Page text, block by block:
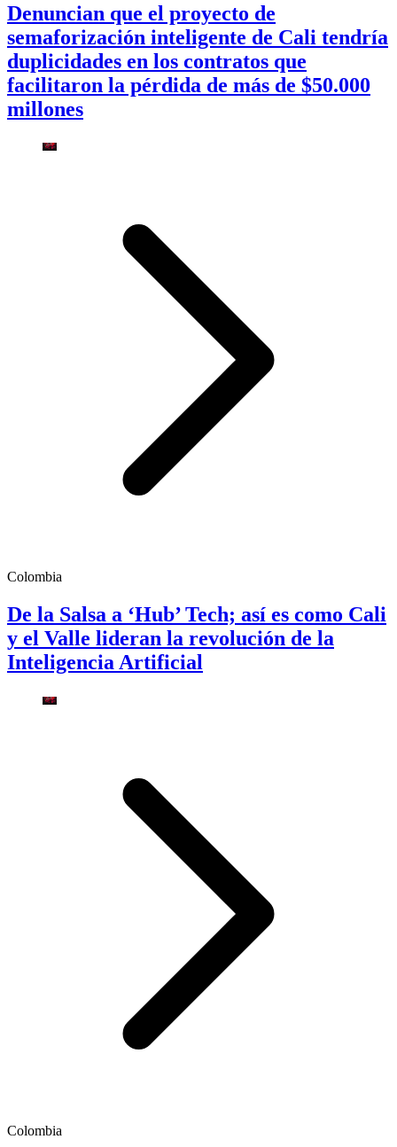
Denuncian que el proyecto de
semaforización inteligente de Cali tendría
duplicidades en los contratos que
facilitaron la pérdida de más de $50.000
millones
Colombia
De la Salsa a ‘Hub’ Tech; así es como Cali
y el Valle lideran la revolución de la
Inteligencia Artificial
Colombia